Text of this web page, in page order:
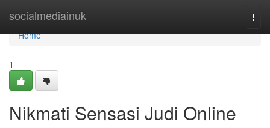
socialmediainuk
Home
Home
1
Nikmati Sensasi Judi Online